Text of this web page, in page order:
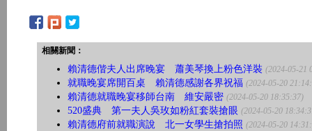
相關新聞：
賴清德偕夫人出席晚宴 蕭美琴換上粉色洋裝 (2024-05-21
就職晚宴席開百桌 賴清德感謝各界祝福 (2024-05-20
賴清德就職晚宴移師台南 維安嚴密 (2024-05-20 18:35:37)
520盛典 第一夫人吳玫如粉紅套裝搶眼 (2024-05-20
賴清德府前就職演說 北一女學生搶拍照 (2024-05-20